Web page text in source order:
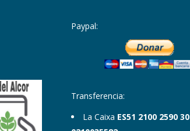
Paypal:
Transferencia:
La Caixa ES51 2100 2590 30